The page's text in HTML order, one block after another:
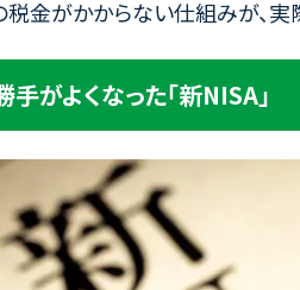
税金がかからない仕組みが、実
がよくなった「新NISA」